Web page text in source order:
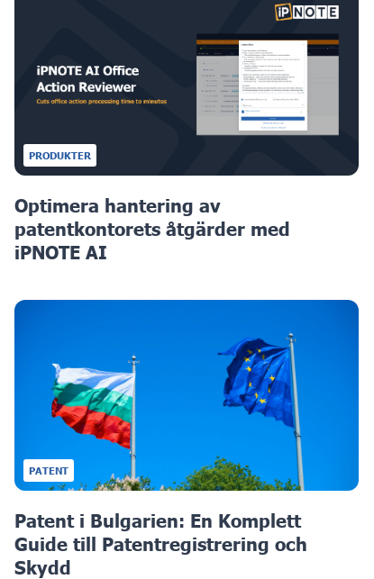
PRODUKTER
Optimera hantering av
patentkontorets åtgärder med
iPNOTE AI
PATENT
Patent i Bulgarien: En Komplett
Guide till Patentregistrering och
Skydd